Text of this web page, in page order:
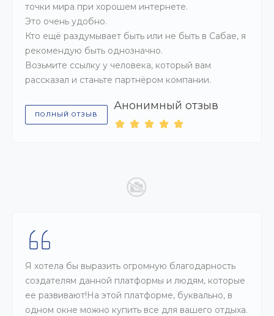
точки мира при хорошем интернете.
Это очень удобно.
Кто ещё раздумывает быть или не быть в Сабае, я
рекомендую быть однозначно.
Возьмите ссылку у человека, который вам
рассказал и станьте партнёром компании.
ПОЛНЫЙ ОТЗЫВ
Анонимный отзыв
Я хотела бы выразить огромную благодарность
создателям данной платформы и людям, которые
ее развивают!На этой платформе, буквально, в
одном окне можно купить все для вашего отдыха.